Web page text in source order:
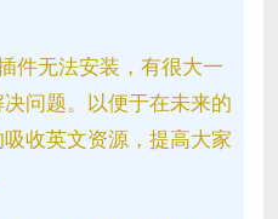
件无法安装，有很大一
问题。以便于在未来的
收英文资源，提高大家